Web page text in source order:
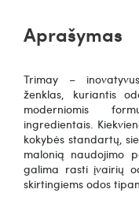
Aprašymas
Trimay –
ženklas, kuriantis
moderniomis
ingredientais.
kokybės standartų,
malonią naudojimo
galima rasti įvairių
skirtingiems odos